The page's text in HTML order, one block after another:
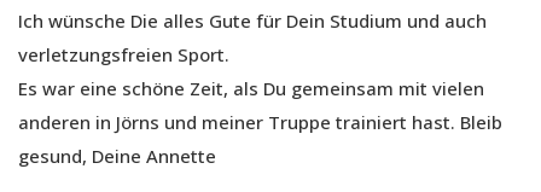
Ich wünsche Die alles Gute für Dein Studium und auch
verletzungsfreien Sport.
Es war eine schöne Zeit, als Du gemeinsam mit vielen
anderen in Jörns und meiner Truppe trainiert hast. Bleib
gesund, Deine Annette